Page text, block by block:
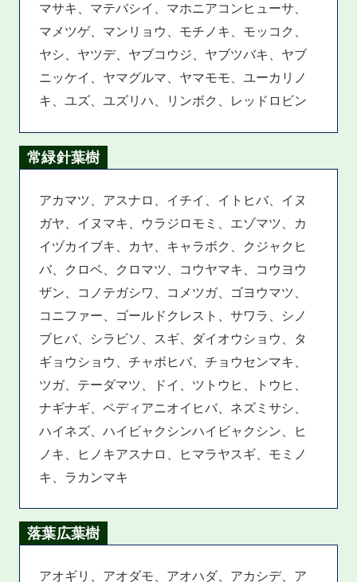
マサキ、マテバシイ、マホニアコンヒューサ、
マメツゲ、マンリョウ、モチノキ、モッコク、
ヤシ、ヤツデ、ヤブコウジ、ヤブツバキ、ヤブ
ニッケイ、ヤマグルマ、ヤマモモ、ユーカリノ
キ、ユズ、ユズリハ、リンボク、レッドロビン
常緑針葉樹
アカマツ、アスナロ、イチイ、イトヒバ、イヌ
ガヤ、イヌマキ、ウラジロモミ、エゾマツ、カ
イヅカイブキ、カヤ、キャラボク、クジャクヒ
バ、クロベ、クロマツ、コウヤマキ、コウヨウ
ザン、コノテガシワ、コメツガ、ゴヨウマツ、
コニファー、ゴールドクレスト、サワラ、シノ
ブヒバ、シラビソ、スギ、ダイオウショウ、タ
ギョウショウ、チャボヒバ、チョウセンマキ、
ツガ、テーダマツ、ドイ、ツトウヒ、トウヒ、
ナギナギ、ペディアニオイヒバ、ネズミサシ、
ハイネズ、ハイビャクシンハイビャクシン、ヒ
ノキ、ヒノキアスナロ、ヒマラヤスギ、モミノ
キ、ラカンマキ
落葉広葉樹
アオギリ、アオダモ、アオハダ、アカシデ、ア